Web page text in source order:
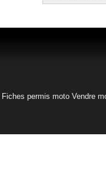
Fiches permis moto Vendre